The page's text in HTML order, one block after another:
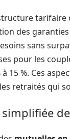
tarifaire
des
sans
pour les
15 %. Ces
retraités qui